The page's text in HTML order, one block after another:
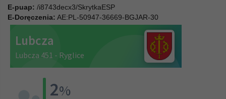
E-puap: /i8743decx3/SkrytkaESP
E-Doręczenia: AE:PL-50947-36669-BGJAR-30